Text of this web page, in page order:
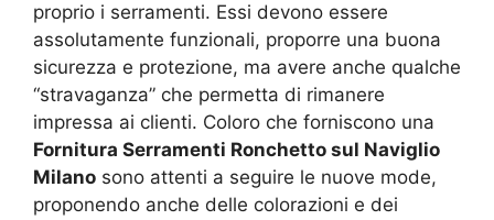
proprio i serramenti. Essi devono essere
assolutamente funzionali, proporre una buona
sicurezza e protezione, ma avere anche qualche
“stravaganza” che permetta di rimanere
impressa ai clienti. Coloro che forniscono una
Fornitura Serramenti Ronchetto sul Naviglio
Milano sono attenti a seguire le nuove mode,
proponendo anche delle colorazioni e dei